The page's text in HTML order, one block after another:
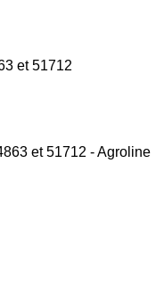
et 51712